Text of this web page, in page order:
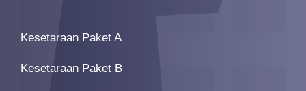
Kesetaraan Paket A
Kesetaraan Paket B